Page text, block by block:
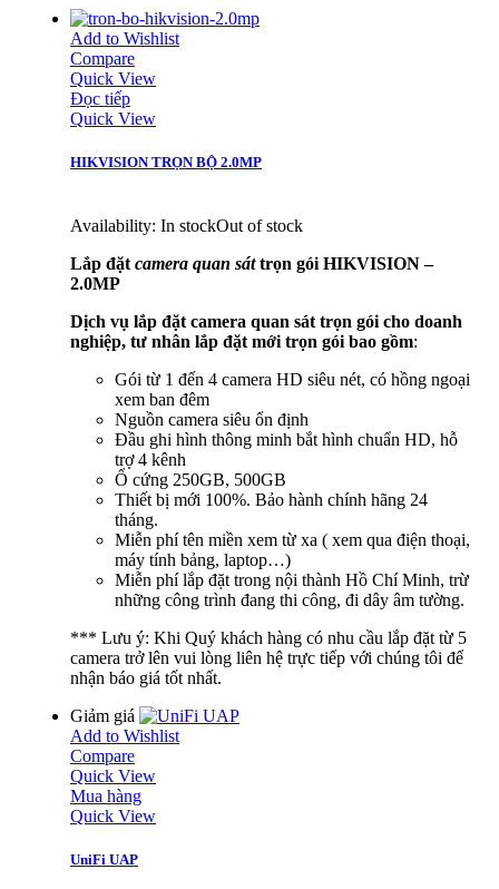
Add to Wishlist
Compare
Quick View
Đọc tiếp
Quick View
HIKVISION TRỌN BỘ 2.0MP
Availability: In stockOut of stock
Lắp đặt camera quan sáttrọn gói HIKVISION –
2.0MP
Dịch vụ lắp đặt camera quan sát trọn gói cho doanh
nghiệp, tư nhân lắp đặt mới trọn gói bao gồm:
Gói từ 1 đến 4 camera HD siêu nét, có hồng ngoại
xem ban đêm
Nguồn camera siêu ổn định
Đầu ghi hình thông minh bắt hình chuẩn HD, hỗ
trợ 4 kênh
Ổ cứng 250GB, 500GB
Thiết bị mới 100%. Bảo hành chính hãng 24
tháng.
Miễn phí tên miền xem từ xa ( xem qua điện thoại,
máy tính bảng, laptop…)
Miễn phí lắp đặt trong nội thành Hồ Chí Minh, trừ
những công trình đang thi công, đi dây âm tường.
*** Lưu ý: Khi Quý khách hàng có nhu cầu lắp đặt từ 5
camera trở lên vui lòng liên hệ trực tiếp với chúng tôi để
nhận báo giá tốt nhất.
Giảm giá
Add to Wishlist
Compare
Quick View
Mua hàng
Quick View
UniFi UAP